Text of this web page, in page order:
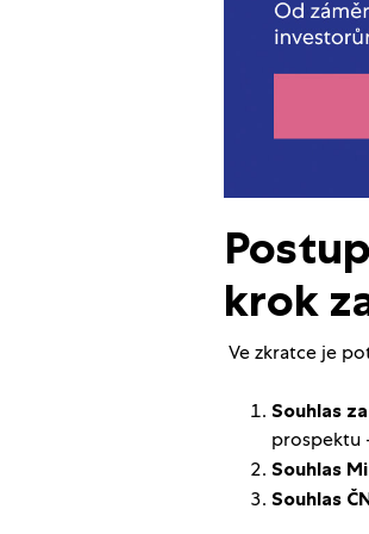
krok
Ve zkratce je
Souhlas
prospektu
Souhlas
Souhlas